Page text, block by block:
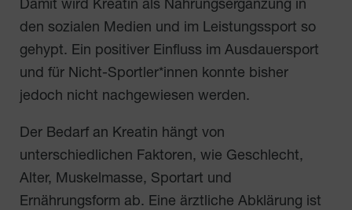
Damit wird Kreatin als Nahrungsergänzung in
den sozialen Medien und im Leistungssport so
gehypt. Ein positiver Einfluss im Ausdauersport
und für Nicht-Sportler*innen konnte bisher
jedoch nicht nachgewiesen werden.
Der Bedarf an Kreatin hängt von
unterschiedlichen Faktoren, wie Geschlecht,
Alter, Muskelmasse, Sportart und
Ernährungsform ab. Eine ärztliche Abklärung ist